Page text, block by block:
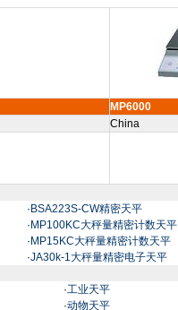
MP6000
China
· BSA223S-CW精密天平
· MP100KC大秤量精密计数天平
· MP15KC大秤量精密计数天平
·JA30k-1大秤量精密电子天平
·工业天平
·动物天平